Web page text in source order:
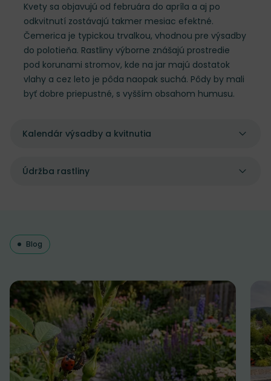
Kvety sa objavujú od februára do apríla a aj po
odkvitnutí zostávajú takmer mesiac efektné.
Čemerica je typickou trvalkou, vhodnou pre výsadby
do polotieňa. Rastliny výborne znášajú prostredie
pod korunami stromov, kde na jar majú dostatok
vlahy a cez leto je pôda naopak suchá. Pôdy by mali
byť dobre priepustné, s vyšším obsahom humusu.
Kalendár výsadby a kvitnutia
Údržba rastliny
Blog